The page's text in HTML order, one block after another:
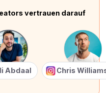
vertrauen darauf
Abdaal Chris